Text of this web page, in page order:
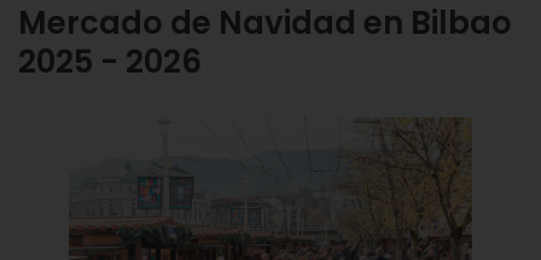
Mercado de Navidad en Bilbao
2025 - 2026